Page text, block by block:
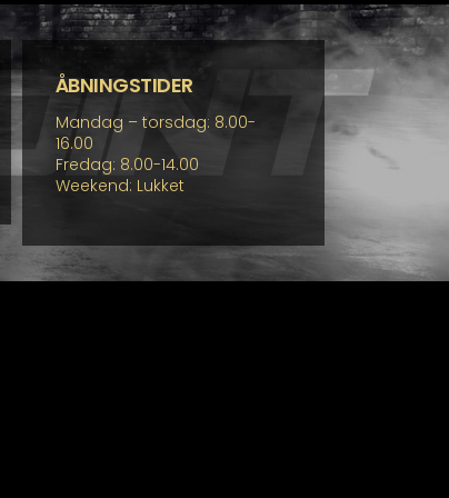
ÅBNINGSTIDER
Mandag – torsdag: 8.00-
16.00
Fredag: 8.00-14.00
Weekend: Lukket